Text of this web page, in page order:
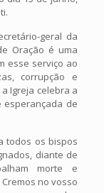
geral da
Oração é uma
esse serviço ao
corrupção e
Igreja celebra a
esperançada de
todos os bispos
diante de
morte e
no vosso